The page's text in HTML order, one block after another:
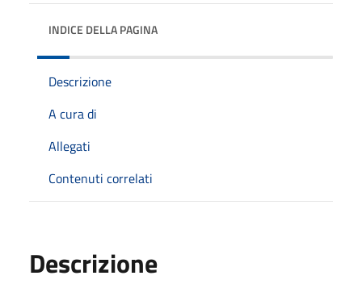
INDICE DELLA PAGINA
Descrizione
A cura di
Allegati
Contenuti correlati
Descrizione